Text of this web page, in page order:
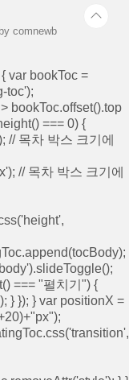
comnewb
var bookToc =
toc');
bookToc.offset().top
=== 0) {
// 목차 박스 크기에
// 목차 박스 크기에
=== "펼치기") {
} }); } var positionX =